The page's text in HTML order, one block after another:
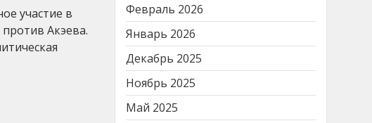
участие в
Акэева.
Февраль 2026
Январь 2026
Декабрь 2025
Ноябрь 2025
Май 2025